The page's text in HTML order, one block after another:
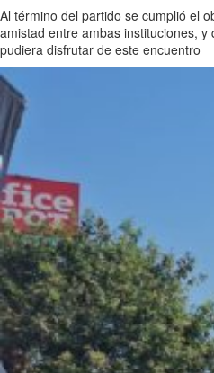
Al término del partido se cumplió el
amistad entre ambas instituciones,
pudiera disfrutar de este encuentro